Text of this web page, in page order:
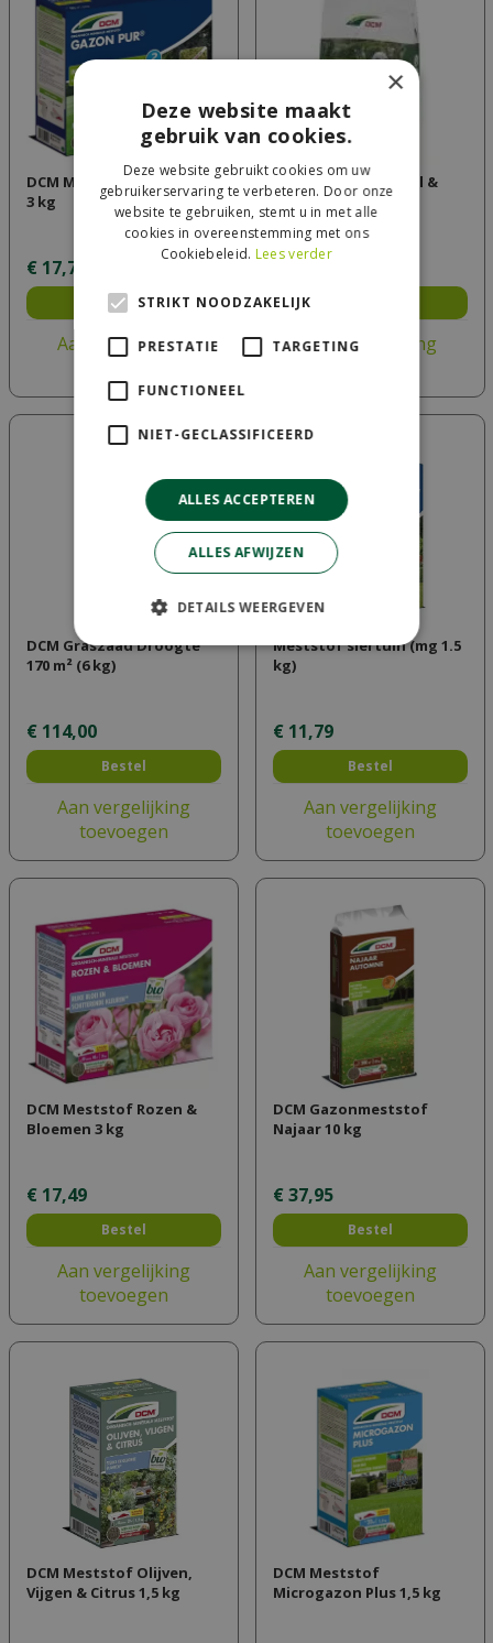
DCM Meststof Gazon Pur
3 kg
€ 17,79
Bestel
Aan vergelijking
DCM Graszaad Speel &
Sport 250 m² (5 kg)
€ 103,00
Aan vergelijking
DCM Graszaad Droogte
170 m² (6 kg)
€ 114,00
Bestel
Aan vergelijking
toevoegen
Meststof siertuin (mg 1.5
kg)
€ 11,79
Bestel
Aan vergelijking
toevoegen
DCM Meststof Rozen &
Bloemen 3 kg
€ 17,49
Bestel
Aan vergelijking
toevoegen
DCM Gazonmeststof
Najaar 10 kg
€ 37,95
Bestel
Aan vergelijking
toevoegen
DCM Meststof Olijven,
Vijgen & Citrus 1,5 kg
DCM Meststof
Microgazon Plus 1,5 kg
×
Deze website maakt
gebruik van cookies.
Deze website gebruikt cookies om uw
gebruikerservaring te verbeteren. Door onze
website te gebruiken, stemt u in met alle
cookies in overeenstemming met ons
Cookiebeleid. Lees verder
STRIKT NOODZAKELIJK
PRESTATIE TARGETING
FUNCTIONEEL
NIET-GECLASSIFICEERD
ALLES ACCEPTEREN
ALLES AFWIJZEN
DETAILS WEERGEVEN